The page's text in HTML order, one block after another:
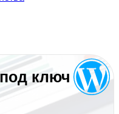
ключ